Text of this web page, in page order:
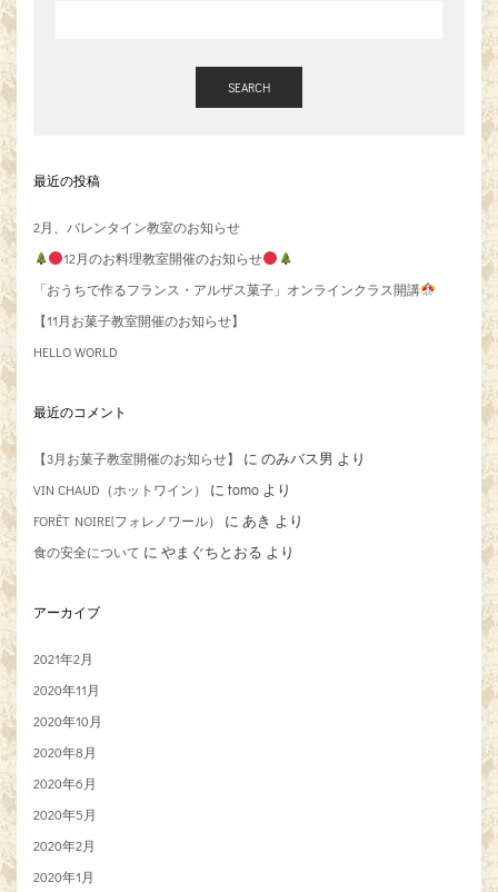
SEARCH
最近の投稿
2月、バレンタイン教室のお知らせ
12月のお料理教室開催のお知らせ
「おうちで作るフランス・アルザス菓子」オンラインクラス開講
【11月お菓子教室開催のお知らせ】
HELLO WORLD
最近のコメント
【3月お菓子教室開催のお知らせ】 に のみバス男 より
VIN CHAUD（ホットワイン） に tomo より
FORÊT NOIRE(フォレノワール） に あき より
食の安全について に やまぐちとおる より
アーカイブ
2021年2月
2020年11月
2020年10月
2020年8月
2020年6月
2020年5月
2020年2月
2020年1月